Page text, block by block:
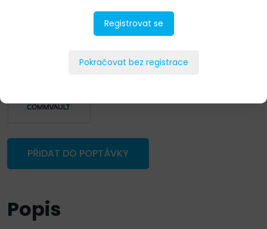
PŘIDAT DO POPTÁVKY
Popis
Registrovat se
Pokračovat bez registrace